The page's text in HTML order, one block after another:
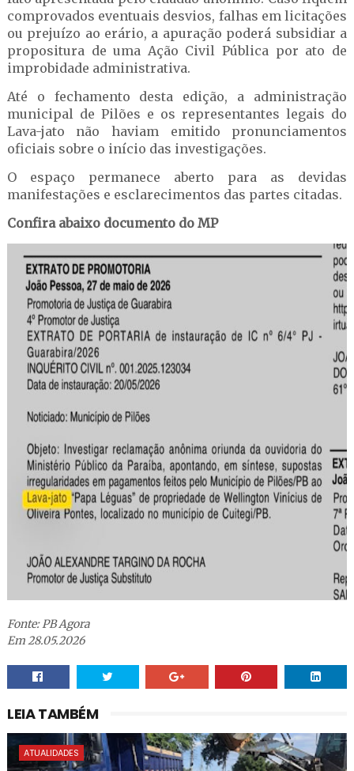
comprovados eventuais desvios, falhas em licitações
ou prejuízo ao erário, a apuração poderá subsidiar a
propositura de uma Ação Civil Pública por ato de
improbidade administrativa.
Até o fechamento desta edição, a administração
municipal de Pilões e os representantes legais do
Lava-jato não haviam emitido pronunciamentos
oficiais sobre o início das investigações.
O espaço permanece aberto para as devidas
manifestações e esclarecimentos das partes citadas.
Confira abaixo documento do MP
Fonte: PB Agora
Em 28.05.2026
LEIA TAMBÉM
ATUALIDADES